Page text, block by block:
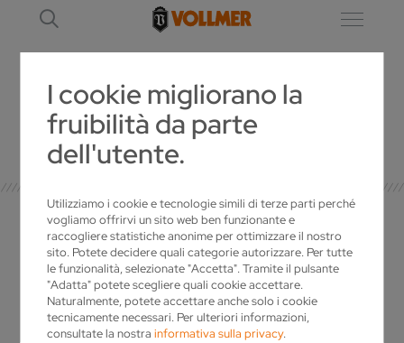
I cookie migliorano la
fruibilità da parte
dell'utente.
Utilizziamo i cookie e tecnologie simili di terze parti perché
vogliamo offrirvi un sito web ben funzionante e
raccogliere statistiche anonime per ottimizzare il nostro
sito. Potete decidere quali categorie autorizzare. Per tutte
le funzionalità, selezionate "Accetta". Tramite il pulsante
"Adatta" potete scegliere quali cookie accettare.
Naturalmente, potete accettare anche solo i cookie
tecnicamente necessari. Per ulteriori informazioni,
consultate la nostrainformativa sulla privacy.
SERVICE ENGINEERS
IL SUO PUNTO DI
RIFERIMENTO